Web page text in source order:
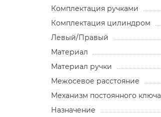
Комплектация ручками
Комплектация цилиндром
Левый/Правый
Материал
Материал ручки
Межосевое расстояние
Механизм постоянного ключа
Назначение